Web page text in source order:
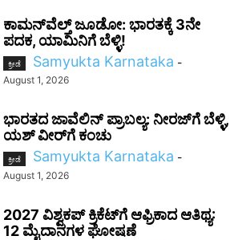
ಕಾಮನ್‌ವೆಲ್ತ್ ಜೂಡೋ: ಭಾರತಕ್ಕೆ 3ನೇ
ಪದಕ, ಯಾಮಿನಿಗೆ ಬೆಳ್ಳಿ!
ಕ್ರೀಡೆ Samyukta Karnataka -
August 1, 2026
ಭಾರತದ ಜಾವೆಲಿನ್ ಪ್ರಾಬಲ್ಯ: ನೀರಜ್‌ಗೆ ಬೆಳ್ಳಿ,
ಯಶ್ ವೀರ್‌ಗೆ ಕಂಚು
ಕ್ರೀಡೆ Samyukta Karnataka -
August 1, 2026
2027 ವಿಶ್ವಕಪ್‌ ಕ್ರಿಕೆಟ್‌ಗೆ ಆಫ್ರಿಕಾದ ಆತಿಥ್ಯ:
12 ಮೈದಾನಗಳ ಘೋಷಣೆ